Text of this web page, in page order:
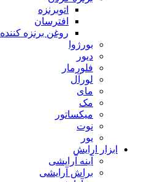
اتوبرنزه
افترسان
روغن برنزه کننده
بورژوا
دیور
فلورمار
لورآل
مای
مک
میکساتور
نوت
یور
ابزار ارایش
آینه آرایشی
براش آرایشی